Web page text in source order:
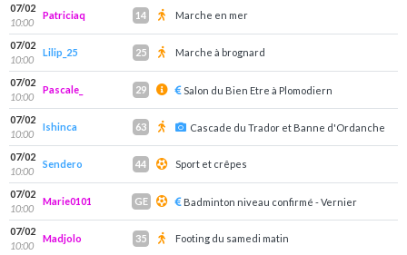
07/02
10:00
Patriciaq 14 Marche en mer
07/02
10:00
Lilip_25 25 Marche à brognard
07/02
10:00
Pascale_ 29 Salon du Bien Etre à Plomodiern
07/02
10:00
Ishinca 63 Cascade du Trador et Banne d'Ordanche
07/02
10:00
Sendero 44 Sport et crêpes
07/02
10:00
Marie0101 GE Badminton niveau confirmé - Vernier
07/02
10:00
Madjolo 35 Footing du samedi matin